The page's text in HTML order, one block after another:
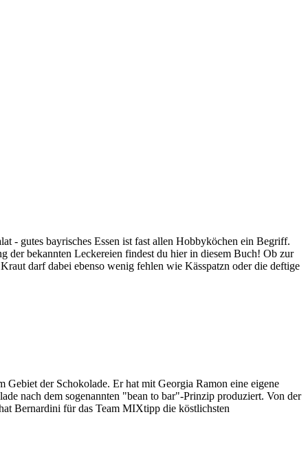
- gutes bayrisches Essen ist fast allen Hobbyköchen ein Begriff.
der bekannten Leckereien findest du hier in diesem Buch! Ob zur
darf dabei ebenso wenig fehlen wie Kässpatzn oder die deftige
der Schokolade. Er hat mit Georgia Ramon eine eigene
nach dem sogenannten "bean to bar"-Prinzip produziert. Von der
Bernardini für das Team MIXtipp die köstlichsten